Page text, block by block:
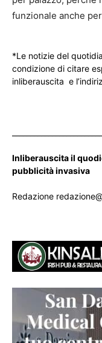
funzionale anche
*Le notizie del
condizione di citare
inliberauscita e
Inliberauscita il
pubblicità invasiva
Redazione